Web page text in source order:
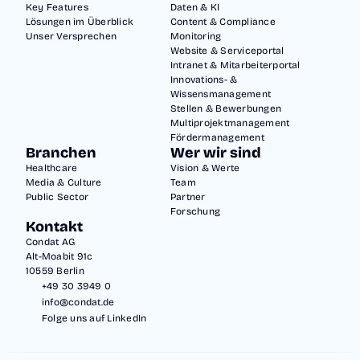
Key Features
Lösungen im Überblick
Unser Versprechen
Daten & KI
Content & Compliance
Monitoring
Website & Serviceportal
Intranet & Mitarbeiterportal
Innovations- &
Wissensmanagement
Stellen & Bewerbungen
Multiprojektmanagement
Fördermanagement
Branchen
Healthcare
Media & Culture
Public Sector
Wer wir sind
Vision & Werte
Team
Partner
Forschung
Kontakt
Condat AG
Alt-Moabit 91c
10559 Berlin
+49 30 3949 0
info@condat.de
Folge uns auf LinkedIn